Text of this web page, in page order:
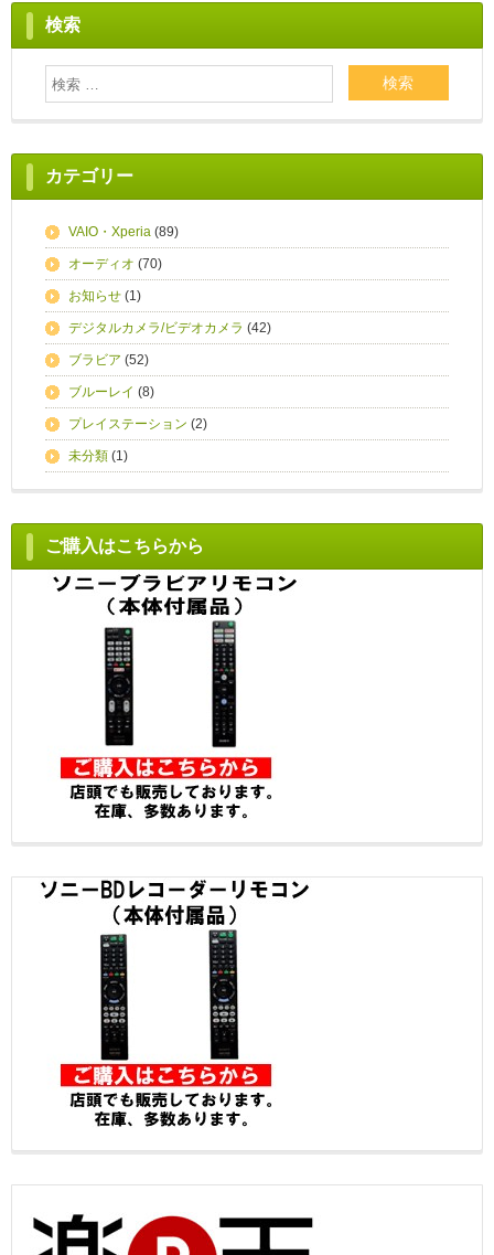
検索
カテゴリー
VAIO・Xperia (89)
オーディオ (70)
お知らせ (1)
デジタルカメラ/ビデオカメラ (42)
ブラビア (52)
ブルーレイ (8)
プレイステーション (2)
未分類 (1)
ご購入はこちらから